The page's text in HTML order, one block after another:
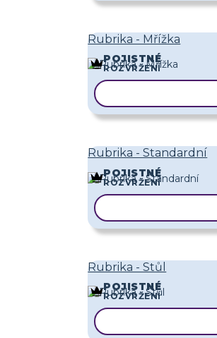
Rubrika - Mřížka
POJISTNÉ
ROZVRŽENÍ
Rubrika - Standardní
POJISTNÉ
ROZVRŽENÍ
Rubrika - Stůl
POJISTNÉ
ROZVRŽENÍ